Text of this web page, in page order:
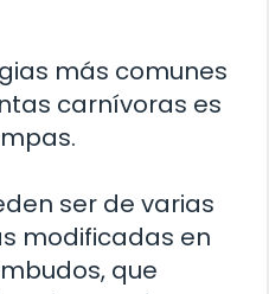
más comunes
carnívoras es
ser de varias
modificadas en
que